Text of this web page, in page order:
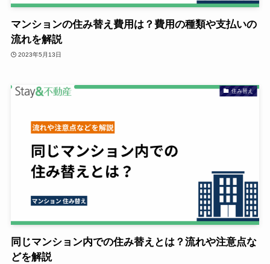
マンションの住み替え費用は？費用の種類や支払いの
流れを解説
2023年5月13日
住み替え
同じマンション内での住み替えとは？流れや注意点な
どを解説